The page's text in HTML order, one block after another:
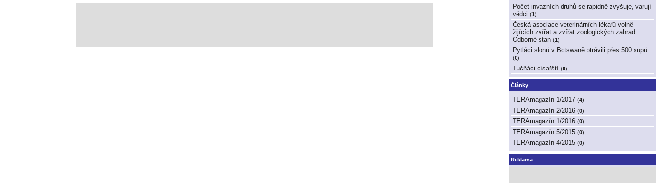
Počet invazních druhů se rapidně zvyšuje, varují
vědci (1)
Česká asociace veterinárních lékařů volně
žijících zvířat a zvířat zoologických zahrad:
Odborné stan (1)
Pytláci slonů v Botswaně otrávili přes 500 supů
(0)
Tučňáci císařští (0)
Články
TERAmagazín 1/2017 (4)
TERAmagazín 2/2016 (0)
TERAmagazín 1/2016 (0)
TERAmagazín 5/2015 (0)
TERAmagazín 4/2015 (0)
Reklama